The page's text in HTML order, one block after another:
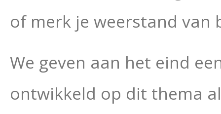
of merk je weerstand van
We geven aan het eind
ontwikkeld op dit thema